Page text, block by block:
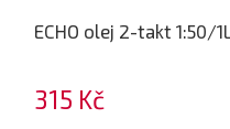
ECHO olej 2-takt 1:50/
315 Kč